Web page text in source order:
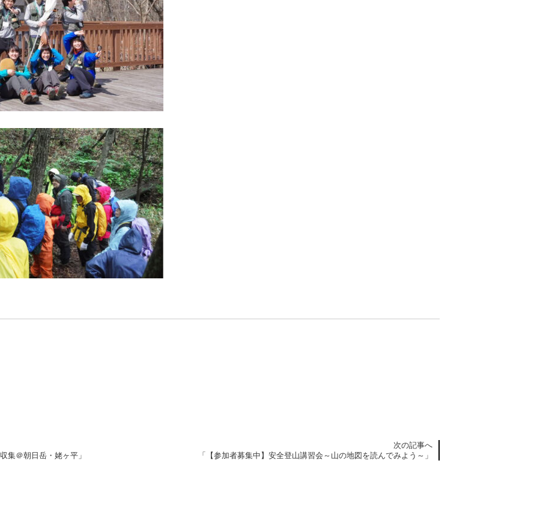
集＠朝日岳・姥ヶ平」
次の記事へ
「【参加者募集中】安全登山講習会～山の地図を読んでみよう～」